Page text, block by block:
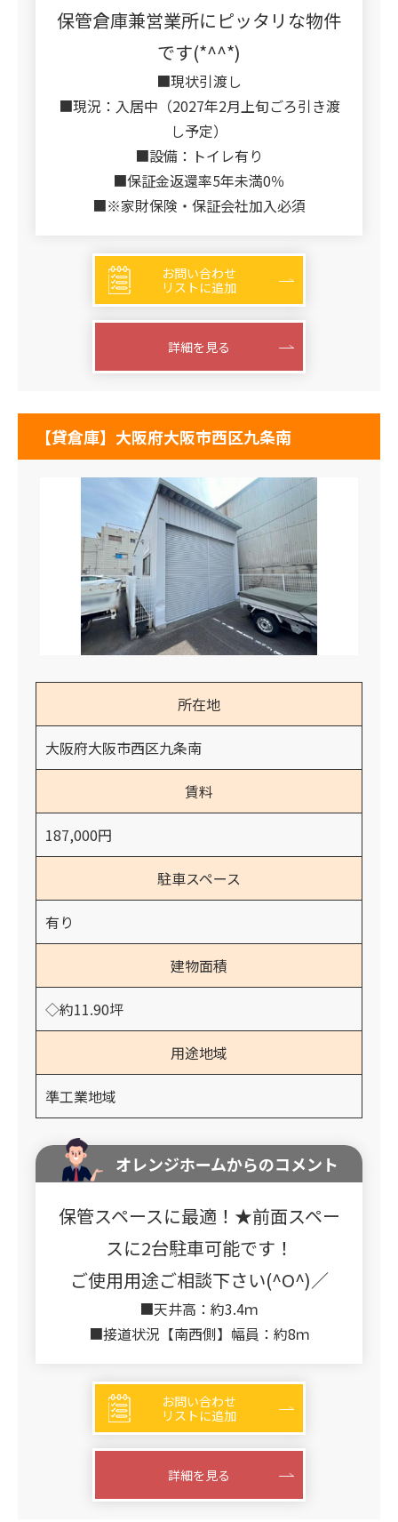
保管倉庫兼営業所にピッタリな物件
です(*^^*)
■現状引渡し
■現況：入居中（2027年2月上旬ごろ引き渡
し予定）
■設備：トイレ有り
■保証金返還率5年未満0％
■※家財保険・保証会社加入必須
お問い合わせ
リストに追加
詳細を見る
【貸倉庫】大阪府大阪市西区九条南
所在地
大阪府大阪市西区九条南
賃料
187,000円
駐車スペース
有り
建物面積
◇約11.90坪
用途地域
準工業地域
オレンジホームからのコメント
保管スペースに最適！★前面スペー
スに2台駐車可能です！
ご使用用途ご相談下さい(^O^)／
■天井高：約3.4ｍ
■接道状況【南西側】幅員：約8ｍ
お問い合わせ
リストに追加
詳細を見る